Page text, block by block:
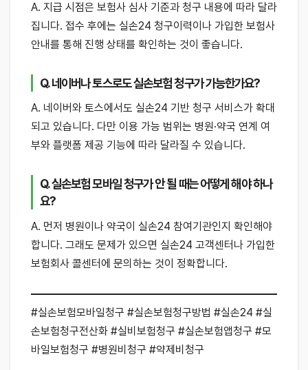
A. 지급 시점은 보험사 심사 기준과 청구 내용에 따라 달라
집니다. 접수 후에는 실손24 청구이력이나 가입한 보험사
안내를 통해 진행 상태를 확인하는 것이 좋습니다.
Q. 네이버나 토스로도 실손보험 청구가 가능한가요?
A. 네이버와 토스에서도 실손24 기반 청구 서비스가 확대
되고 있습니다. 다만 이용 가능 범위는 병원·약국 연계 여
부와 플랫폼 제공 기능에 따라 달라질 수 있습니다.
Q. 실손보험 모바일 청구가 안 될 때는 어떻게 해야 하나
요?
A. 먼저 병원이나 약국이 실손24 참여기관인지 확인해야
합니다. 그래도 문제가 있으면 실손24 고객센터나 가입한
보험회사 콜센터에 문의하는 것이 정확합니다.
#실손보험모바일청구 #실손보험청구방법 #실손24 #실
손보험청구전산화 #실비보험청구 #실손보험앱청구 #모
바일보험청구 #병원비청구 #약제비청구